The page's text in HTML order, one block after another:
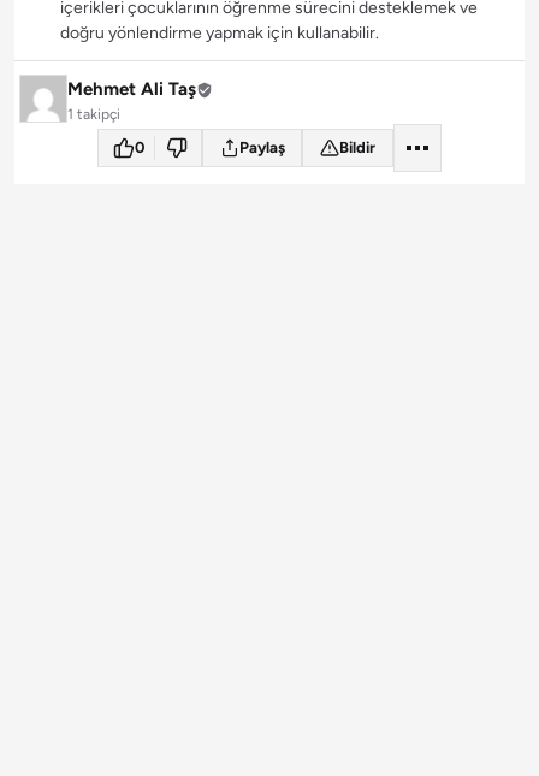
içerikleri çocuklarının öğrenme sürecini desteklemek ve
doğru yönlendirme yapmak için kullanabilir.
Mehmet Ali Taş
1 takipçi
0 Paylaş Bildir